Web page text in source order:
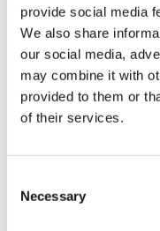
provide social media
We also share
our social media,
may combine it with
provided to them or
of their services.
Selection
Necessary
základě
zřejmé, že
splácet.
Po posouzení
informaci, zda